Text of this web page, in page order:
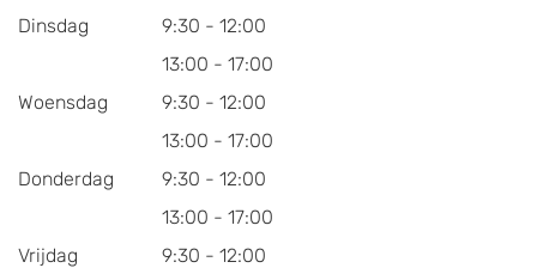
Dinsdag
9:30 - 12:00
13:00 - 17:00
Woensdag
9:30 - 12:00
13:00 - 17:00
Donderdag
9:30 - 12:00
13:00 - 17:00
Vrijdag
9:30 - 12:00